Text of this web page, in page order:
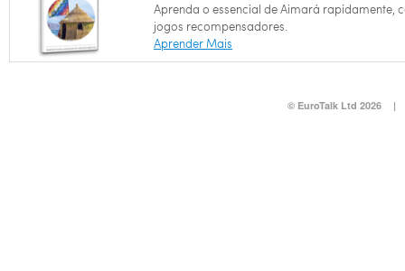
Aprenda o essencial de Aimará rapidamente,
jogos recompensadores.
Aprender Mais
© EuroTalk Ltd 2026 |